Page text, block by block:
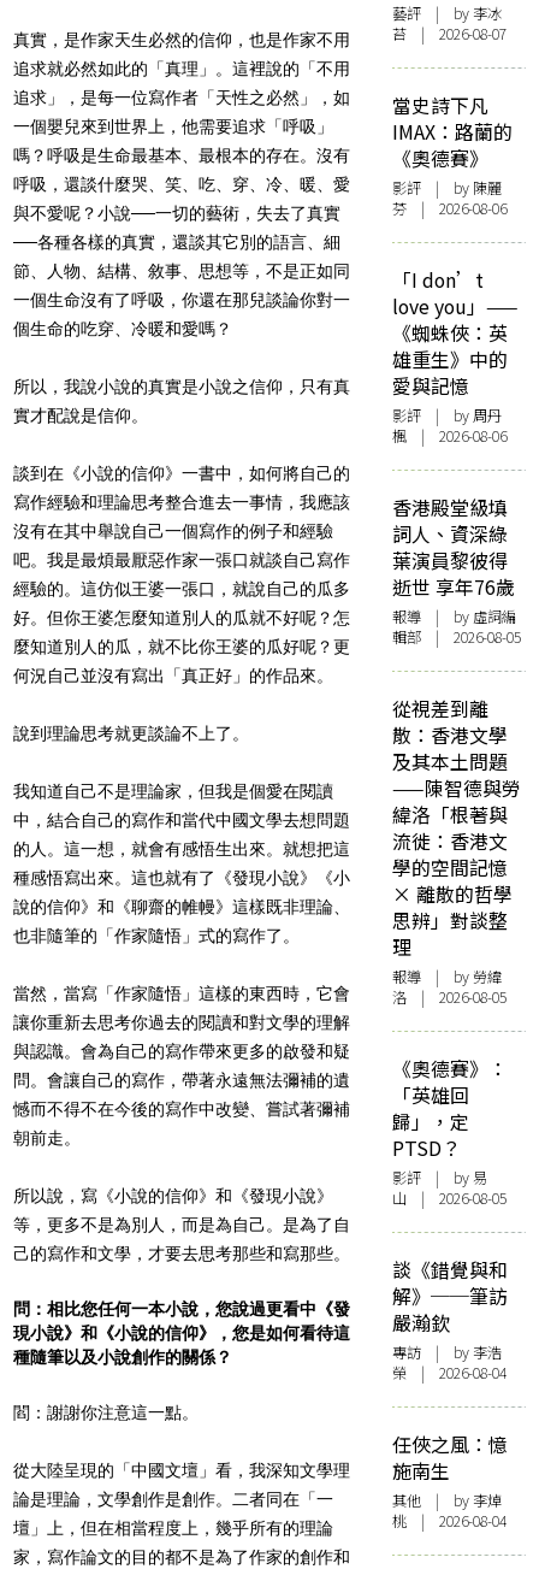
真實，是作家天生必然的信仰，也是作家不用
追求就必然如此的「真理」。這裡說的「不用
追求」，是每一位寫作者「天性之必然」，如
一個嬰兒來到世界上，他需要追求「呼吸」
嗎？呼吸是生命最基本、最根本的存在。沒有
呼吸，還談什麼哭、笑、吃、穿、冷、暖、愛
與不愛呢？小說──一切的藝術，失去了真實
──各種各樣的真實，還談其它別的語言、細
節、人物、結構、敘事、思想等，不是正如同
一個生命沒有了呼吸，你還在那兒談論你對一
個生命的吃穿、冷暖和愛嗎？
所以，我說小說的真實是小說之信仰，只有真
實才配說是信仰。
談到在《小說的信仰》一書中，如何將自己的
寫作經驗和理論思考整合進去一事情，我應該
沒有在其中舉說自己一個寫作的例子和經驗
吧。我是最煩最厭惡作家一張口就談自己寫作
經驗的。這仿似王婆一張口，就說自己的瓜多
好。但你王婆怎麼知道別人的瓜就不好呢？怎
麼知道別人的瓜，就不比你王婆的瓜好呢？更
何況自己並沒有寫出「真正好」的作品來。
說到理論思考就更談論不上了。
我知道自己不是理論家，但我是個愛在閱讀
中，結合自己的寫作和當代中國文學去想問題
的人。這一想，就會有感悟生出來。就想把這
種感悟寫出來。這也就有了《發現小說》《小
說的信仰》和《聊齋的帷幔》這樣既非理論、
也非隨筆的「作家隨悟」式的寫作了。
當然，當寫「作家隨悟」這樣的東西時，它會
讓你重新去思考你過去的閱讀和對文學的理解
與認識。會為自己的寫作帶來更多的啟發和疑
問。會讓自己的寫作，帶著永遠無法彌補的遺
憾而不得不在今後的寫作中改變、嘗試著彌補
朝前走。
所以說，寫《小說的信仰》和《發現小說》
等，更多不是為別人，而是為自己。是為了自
己的寫作和文學，才要去思考那些和寫那些。
問：相比您任何一本小說，您說過更看中《發
現小說》和《小說的信仰》，您是如何看待這
種隨筆以及小說創作的關係？
閻：謝謝你注意這一點。
從大陸呈現的「中國文壇」看，我深知文學理
論是理論，文學創作是創作。二者同在「一
壇」上，但在相當程度上，幾乎所有的理論
家，寫作論文的目的都不是為了作家的創作和
藝評 | by 李冰
苔 | 2026-08-07
當史詩下凡
IMAX：路蘭的
《奧德賽》
影評 | by 陳麗
芬 | 2026-08-06
「I don’t
love you」——
《蜘蛛俠：英
雄重生》中的
愛與記憶
影評 | by周丹
楓 | 2026-08-06
香港殿堂級填
詞人、資深綠
葉演員黎彼得
逝世 享年76歲
報導 | by 虛詞編
輯部 | 2026-08-05
從視差到離
散：香港文學
及其本土問題
——陳智德與勞
緯洛「根著與
流徙：香港文
學的空間記憶
× 離散的哲學
思辨」對談整
理
報導 | by 勞緯
洛 | 2026-08-05
《奧德賽》：
「英雄回
歸」，定
PTSD？
影評 | by 易
山 | 2026-08-05
談《錯覺與和
解》──筆訪
嚴瀚欽
專訪 | by 李浩
榮 | 2026-08-04
任俠之風：憶
施南生
其他 | by 李焯
桃 | 2026-08-04